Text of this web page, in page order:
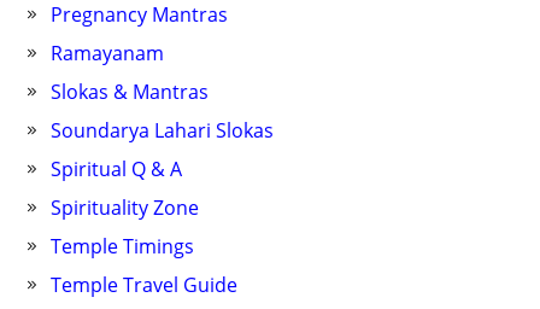
Pregnancy Mantras
Ramayanam
Slokas & Mantras
Soundarya Lahari Slokas
Spiritual Q & A
Spirituality Zone
Temple Timings
Temple Travel Guide